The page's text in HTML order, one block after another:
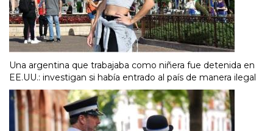
Una argentina que trabajaba como niñera fue detenida en
EE.UU.: investigan si había entrado al país de manera ilegal